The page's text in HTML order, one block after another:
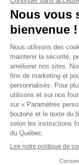
Humanité &
Suite
No de
Pour toutes
plaît nous